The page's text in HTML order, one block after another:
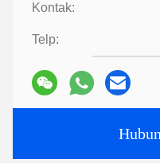
Kontak:
Telp: